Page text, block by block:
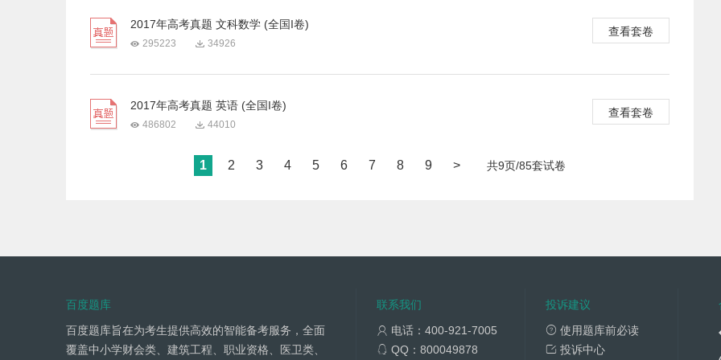
2017年高考真题 文科数学 (全国I卷)
295223 34926
查看套卷
2017年高考真题 英语 (全国I卷)
486802 44010
查看套卷
1 2 3 4 5 6 7 8 9 > 共9页/85套试卷
百度题库
百度题库旨在为考生提供高效的智能备考服务，全面
覆盖中小学财会类、建筑工程、职业资格、医卫类、
联系我们
电话：400-921-7005
QQ：800049878
投诉建议
使用题库前必读
投诉中心